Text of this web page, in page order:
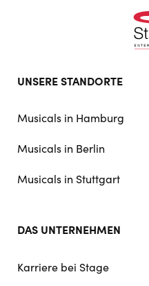
doormat
UNSERE STANDORTE
Musicals in Hamburg
Musicals in Berlin
Musicals in Stuttgart
DAS UNTERNEHMEN
Karriere bei Stage